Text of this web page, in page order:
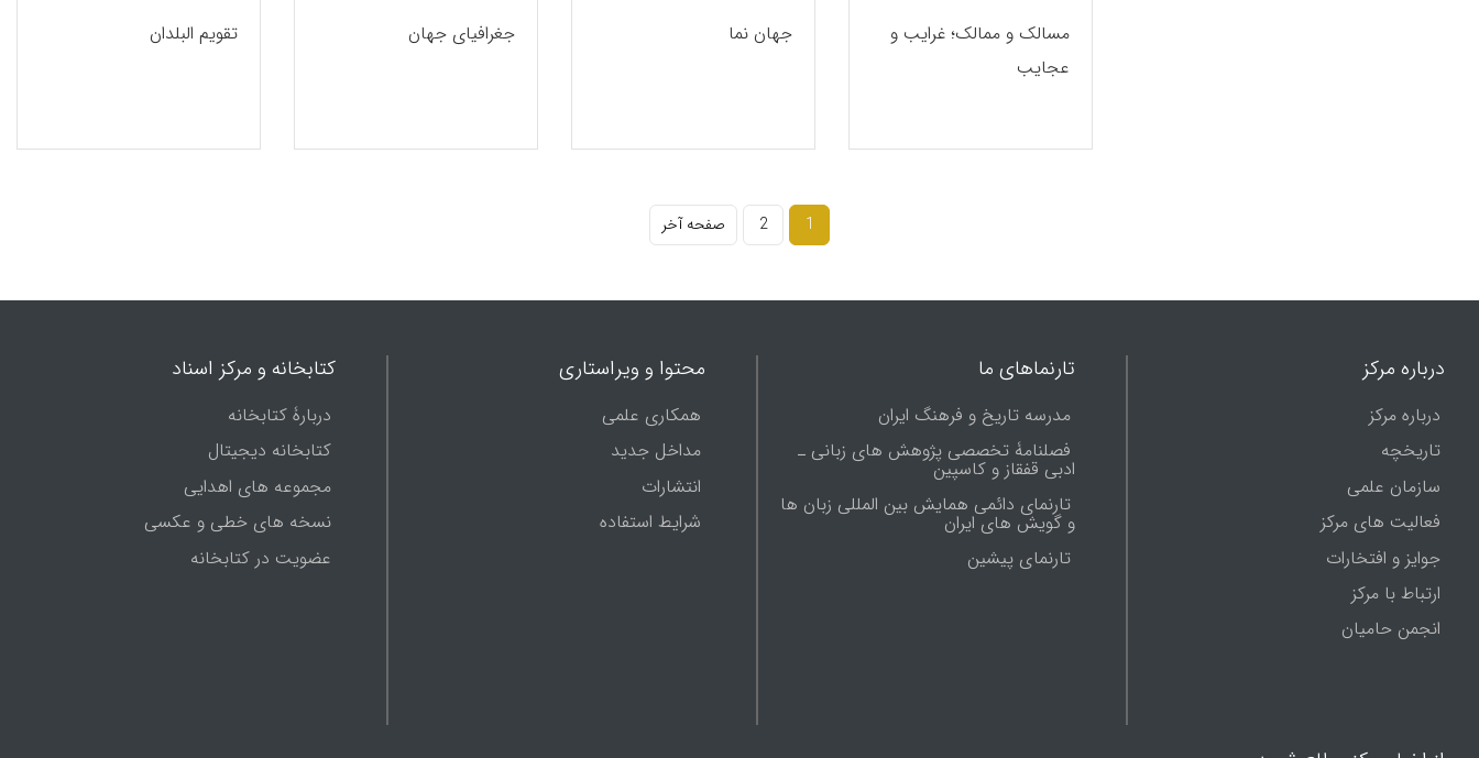
مسالک و ممالک؛ غرایب و
عجایب
جهان نما جغرافیای جهان تقویم البلدان
1
2 صفحه آخر
درباره مرکز
درباره مرکز
تاریخچه
سازمان علمی
فعالیت های مرکز
جوایز و افتخارات
ارتباط با مرکز
انجمن حامیان
تارنماهای ما
مدرسه تاریخ و فرهنگ ایران
فصلنامۀ تخصصی پژوهش های زبانی ـ
ادبی قفقاز و کاسپین
تارنمای دائمی همایش بین المللی زبان ها
و گویش های ایران
تارنماى پيشين
محتوا و ویراستاری
همکاری علمی
مداخل جدید
انتشارات
شرایط استفاده
کتابخانه و مرکز اسناد
دربارۀ کتابخانه
کتابخانه دیجیتال
مجموعه های اهدایی
نسخه های خطی و عکسی
عضویت در کتابخانه